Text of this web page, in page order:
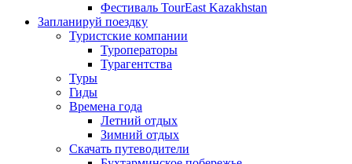
Фестиваль TourEast Kazakhstan
Запланируй поездку
Туристские компании
Туроператоры
Турагентства
Туры
Гиды
Времена года
Летний отдых
Зимний отдых
Скачать путеводители